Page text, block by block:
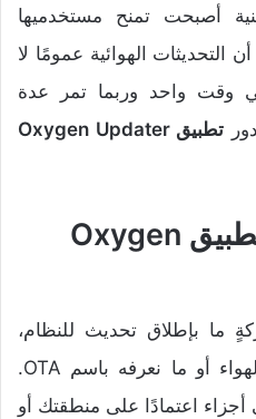
أصبحت تمنح مستخدميها
التحديثات الهوائية عمومًا لا
وقت واحد وربما تمر عدة
تطبيق Oxygen Updater
لماذا ستحتاج إلى تطبيق Oxygen
ما بإطلاق تحديث للنظام،
هاتفك يتلقى التحديث عبر الهواء أو ما نعرفه باسم OTA.
أجزاء اعتمادًا على منطقتك أو